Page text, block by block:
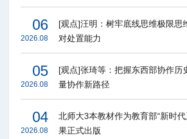
06
2026.08
[观点]汪明：树牢底线思维极限思
对处置能力
05
2026.08
[观点]张琦等：把握东西部协作历
量协作新路径
04
2026.08
北师大3本教材作为教育部“新时
果正式出版